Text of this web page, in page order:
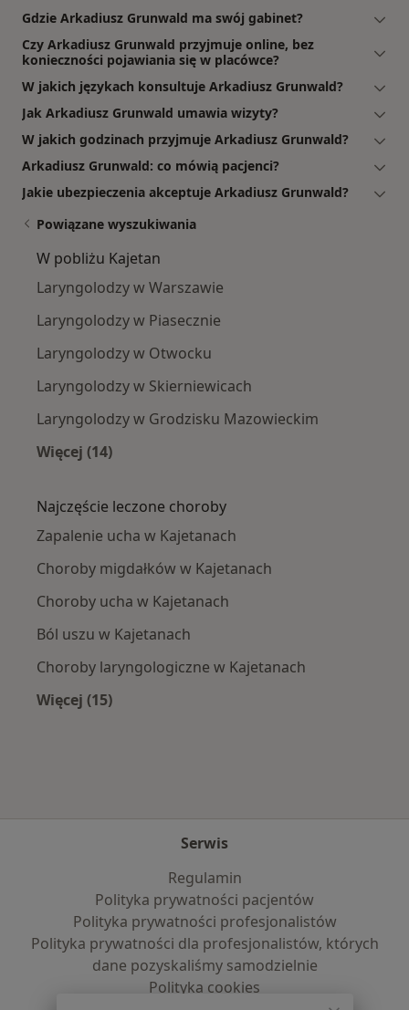
Gdzie Arkadiusz Grunwald ma swój gabinet?
Czy Arkadiusz Grunwald przyjmuje online, bez
konieczności pojawiania się w placówce?
W jakich językach konsultuje Arkadiusz Grunwald?
Jak Arkadiusz Grunwald umawia wizyty?
W jakich godzinach przyjmuje Arkadiusz Grunwald?
Arkadiusz Grunwald: co mówią pacjenci?
Jakie ubezpieczenia akceptuje Arkadiusz Grunwald?
Powiązane wyszukiwania
W pobliżu Kajetan
Laryngolodzy w Warszawie
Laryngolodzy w Piasecznie
Laryngolodzy w Otwocku
Laryngolodzy w Skierniewicach
Laryngolodzy w Grodzisku Mazowieckim
Więcej (14)
Najczęście leczone choroby
Zapalenie ucha w Kajetanach
Choroby migdałków w Kajetanach
Choroby ucha w Kajetanach
Ból uszu w Kajetanach
Choroby laryngologiczne w Kajetanach
Więcej (15)
Serwis
Regulamin
Polityka prywatności pacjentów
Polityka prywatności profesjonalistów
Polityka prywatności dla profesjonalistów, których
dane pozyskaliśmy samodzielnie
Polityka cookies